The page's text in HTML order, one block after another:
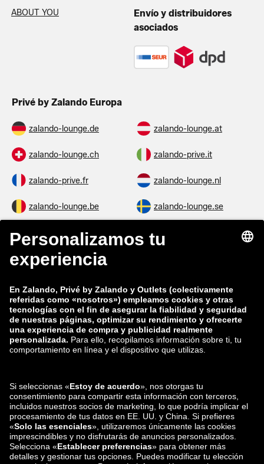
ABOUT YOU
Envío y distribuidores
asociados
Privé by Zalando Europa
zalando-lounge.de zalando-lounge.at
zalando-lounge.ch zalando-prive.it
zalando-prive.fr zalando-lounge.nl
zalando-lounge.be zalando-lounge.se
zalando-lounge.fi
zalando-lounge.co.uk
zalando-prive.es zalando-lounge.cz
zalando-lounge.lt zalando-lounge.sk
zalando-lounge.ro zalando-lounge.hr
zalando-lounge.lu zalando-lounge.ee
zalando-lounge.lv zalando-lounge.no